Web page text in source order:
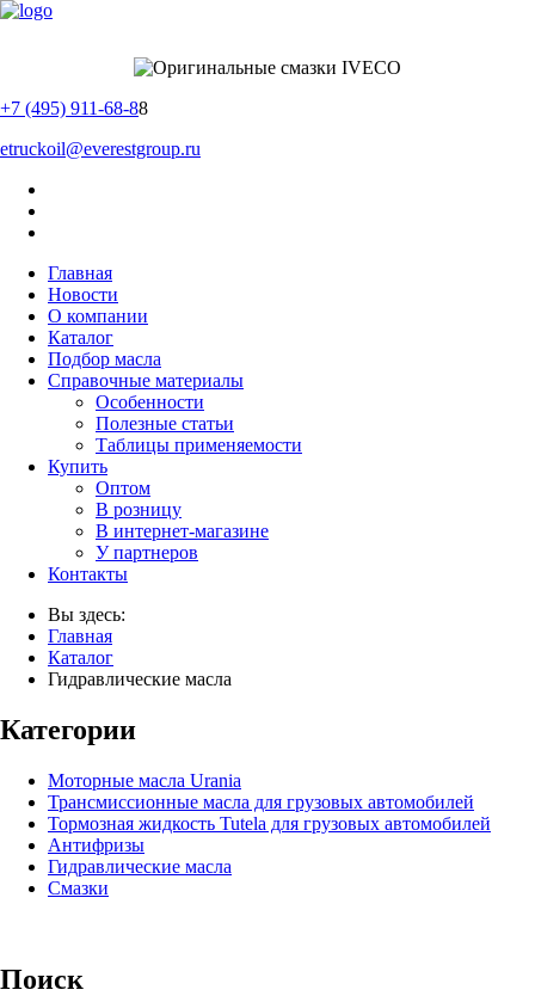
+7 (495) 911-68-88
etruckoil@everestgroup.ru
Главная
Новости
О компании
Каталог
Подбор масла
Справочные материалы
Особенности
Полезные статьи
Таблицы применяемости
Купить
Оптом
В розницу
В интернет-магазине
У партнеров
Контакты
Вы здесь:
Главная
Каталог
Гидравлические масла
Категории
Моторные масла Urania
Трансмиссионные масла для грузовых автомобилей
Тормозная жидкость Tutela для грузовых автомобилей
Антифризы
Гидравлические масла
Смазки
Поиск